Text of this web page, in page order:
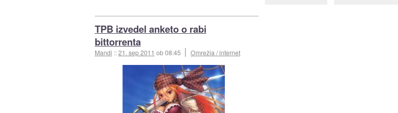
TPB izvedel anketo o rabi
bittorrenta
Mandi ::21. sep 2011 ob 08:45 Omrežja / internet